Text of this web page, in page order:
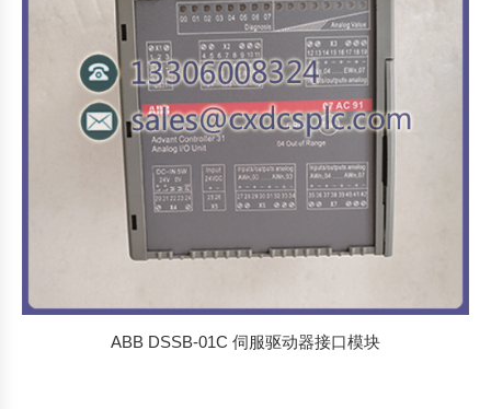
ABB DSSB-01C 伺服驱动器接口模块